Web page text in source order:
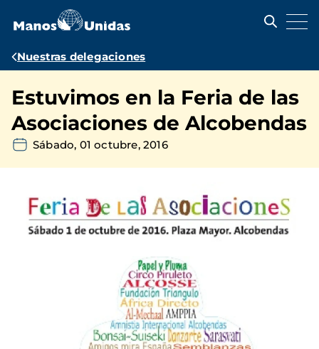
contenido
Ruta
navegación
Nuestras delegaciones
Estuvimos en la Feria de las
Asociaciones de Alcobendas
Sábado, 01 octubre, 2016